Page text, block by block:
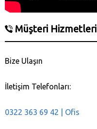
Müşteri Hizmetleri
Bize Ulaşın
İletişim Telefonları:
0322 363 69 42 | Ofis